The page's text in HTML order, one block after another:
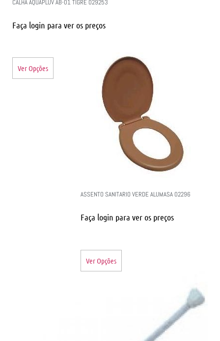
CALHA AQUAPLUV AB-01 TIGRE 029253
Faça login para ver os preços
Ver Opções
ASSENTO SANITARIO VERDE ALUMASA 02296
Faça login para ver os preços
Ver Opções